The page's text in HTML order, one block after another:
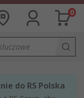
0
do RS Polska